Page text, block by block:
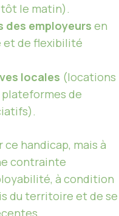
tôt le matin).
des employeurs en
et de flexibilité
locales (locations
de
ce handicap, mais à
contrainte
à condition
du territoire et de se